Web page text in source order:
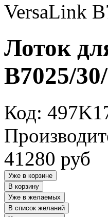
VersaLink
Лоток
B7025/
Код:
41280 руб
Уже в корзине
В корзину
Уже в желаемых
В список желаний